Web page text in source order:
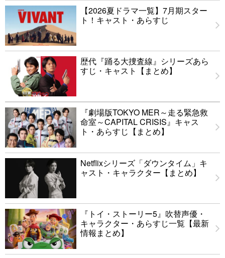
【2026夏ドラマ一覧】7月期スター
ト！キャスト・あらすじ
歴代『踊る大捜査線』シリーズあら
すじ・キャスト【まとめ】
『劇場版TOKYO MER～走る緊急救
命室～CAPITAL CRISIS』キャス
ト・あらすじ【まとめ】
Netflixシリーズ「ダウンタイム」キ
ャスト・キャラクター【まとめ】
『トイ・ストーリー5』吹替声優・
キャラクター・あらすじ一覧【最新
情報まとめ】